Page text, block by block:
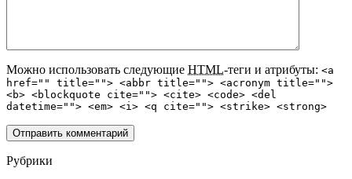
Можно использовать следующие HTML-теги и атрибуты: <a
href="" title=""> <abbr title=""> <acronym title="">
<b> <blockquote cite=""> <cite> <code> <del
datetime=""> <em> <i> <q cite=""> <strike> <strong>
Рубрики